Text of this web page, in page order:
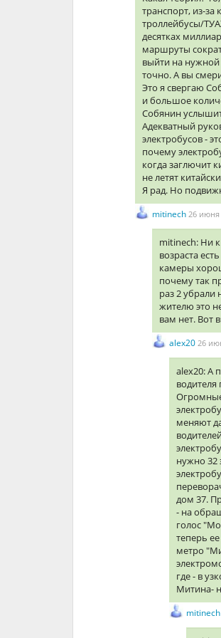
транспорт, из-
троллейбусы/
десятках
маршруты
выйти на нужной
точно. А вы
Это я свергаю
и большое
Собянин услышит
Адекватный
электробусов -
почему
когда заглючит
не летят
Я рад. Но
mitinech 26 июня
mitinech: Ни
возраста
камеры
почему так
раз 2 убрали
жителю это
вам нет. Вот
alex20 26
alex20: А
меняют
нужно 32
дом 37.
- на
голос
теперь
метро
где - в
Митина-
mitinech